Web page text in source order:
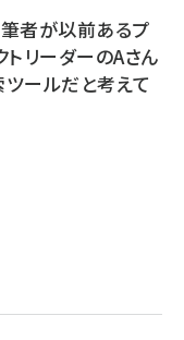
のヒント集！ (2050)
者が以前あるプ
トリーダーのAさん
ツールだと考えて